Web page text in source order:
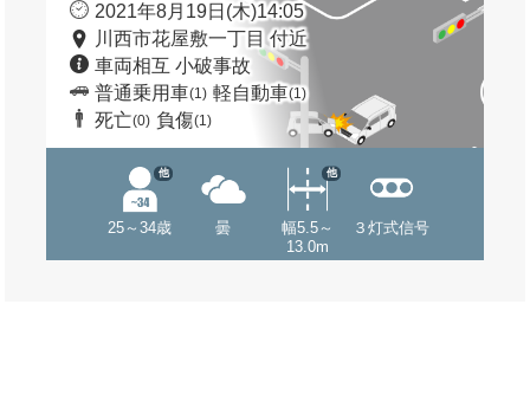
2021年8月19日(木)14:05
川西市花屋敷一丁目 付近
車両相互 小破事故
普通乗用車(1) 軽自動車(1)
死亡(0) 負傷(1)
25～34歳
他
曇
幅5.5～
13.0m
他
３灯式信号